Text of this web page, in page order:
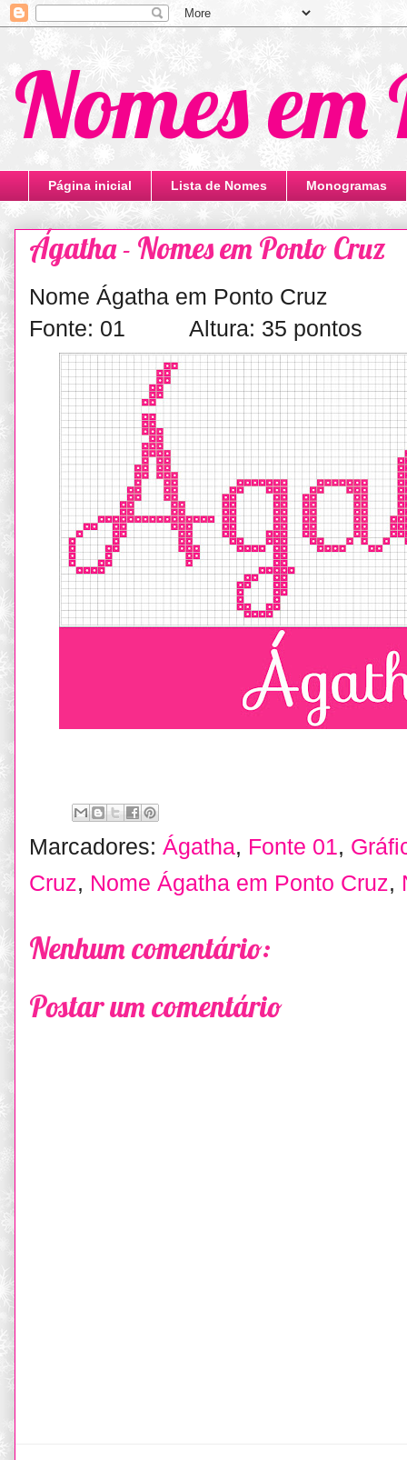
Nomes
Página inicial Lista de Nomes Monogramas
Ágatha - Nomes em Ponto Cruz
Nome Ágatha em Ponto Cruz
Fonte: 01 Altura: 35 pontos
Marcadores: Ágatha, Fonte 01,
Cruz, Nome Ágatha em Ponto Cruz,
Nenhum comentário:
Postar um comentário